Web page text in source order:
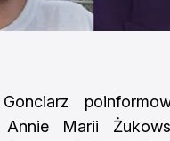
Annie Marii